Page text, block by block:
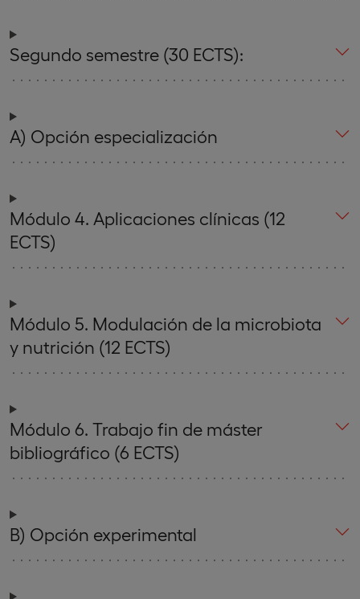
Segundo semestre (30 ECTS):
A) Opción especialización
Módulo 4. Aplicaciones clínicas (12
ECTS)
Módulo 5. Modulación de la microbiota
y nutrición (12 ECTS)
Módulo 6. Trabajo fin de máster
bibliográfico (6 ECTS)
B) Opción experimental